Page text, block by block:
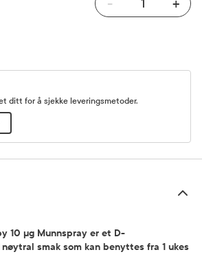
- +
ditt for å sjekke leveringsmetoder.
10 µg Munnspray er et D-
smak som kan benyttes fra 1 ukes